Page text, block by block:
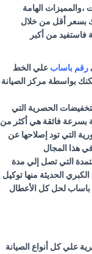
الهامة
بسعر أقل من خلال
من أكبر
رقم باساب علي الخط
بواسطة مركز الصيانة
الحصرية التي
بسرعة فائقة هي أكثر من
التي تود إصلاحها عن
هذا المجال
التي تصل إلي مدة
الحديثة منها توكيل
باساب لحل كل الأعطال
علي كل أنواع الصيانة